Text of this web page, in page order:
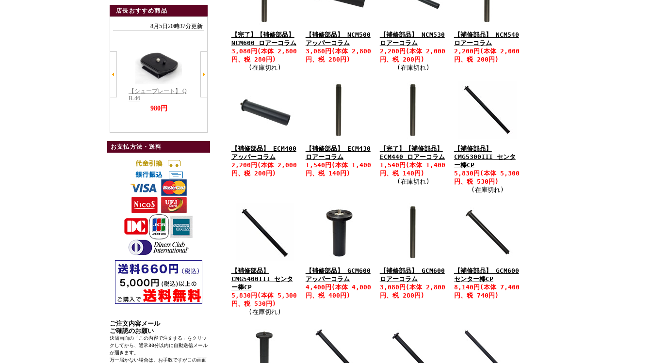
一脚
アクセサリー
カーボン三脚02
付属リモコン
付属ケーブル
店長おすすめ商品
お支払方法・送料
ご注文内容メール
ご確認のお願い
決済画面の「この内容で注文する」をクリッ
クしてから、通常30分以内に自動送信メール
が届きます。
万一届かない場合は、お手数ですがこの画面
【完了】【補修部品】
NCM600 ロアーコラム
3,080円(本体 2,800
円、税 280円)
(在庫切れ)
【補修部品】 NCM500
アッパーコラム
3,080円(本体 2,800
円、税 280円)
【補修部品】 NCM530
ロアーコラム
2,200円(本体 2,000
円、税 200円)
(在庫切れ)
【補修部品】 NCM540
ロアーコラム
2,200円(本体 2,000
円、税 200円)
【補修部品】 ECM400
アッパーコラム
2,200円(本体 2,000
円、税 200円)
【補修部品】 ECM430
ロアーコラム
1,540円(本体 1,400
円、税 140円)
【完了】【補修部品】
ECM440 ロアーコラム
1,540円(本体 1,400
円、税 140円)
(在庫切れ)
【補修部品】
CMG5300III センタ
ー棒CP
5,830円(本体 5,300
円、税 530円)
(在庫切れ)
【補修部品】
CMG5400III センタ
ー棒CP
5,830円(本体 5,300
円、税 530円)
(在庫切れ)
【補修部品】 GCM600
アッパーコラム
4,400円(本体 4,000
円、税 400円)
【補修部品】 GCM600
ロアーコラム
3,080円(本体 2,800
円、税 280円)
【補修部品】 GCM600
センター棒CP
8,140円(本体 7,400
円、税 740円)